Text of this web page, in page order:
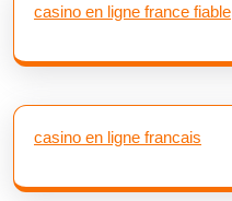
casino en ligne france fiable
casino en ligne francais